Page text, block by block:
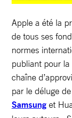
Apple a été la
de tous ses
normes
publiant pour la
chaîne
par le déluge
Samsung et